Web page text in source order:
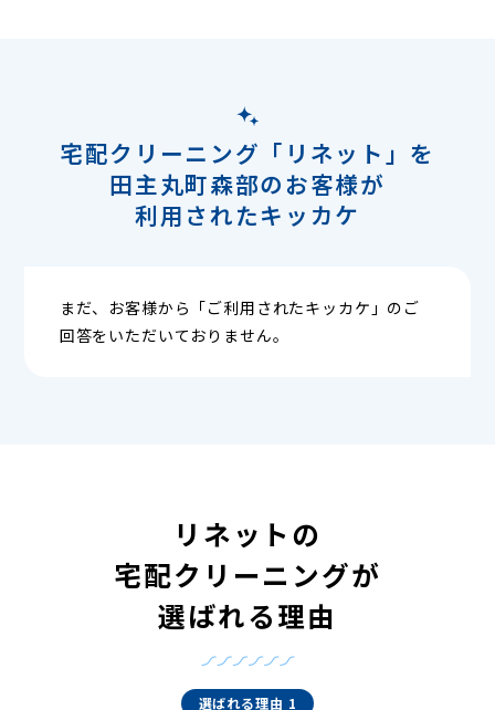
宅配クリーニング「リネット」を
田主丸町森部のお客様が
利用されたキッカケ
まだ、お客様から「ご利用されたキッカケ」のご
回答をいただいておりません。
リネットの
宅配クリーニングが
選ばれる理由
選ばれる理由 1